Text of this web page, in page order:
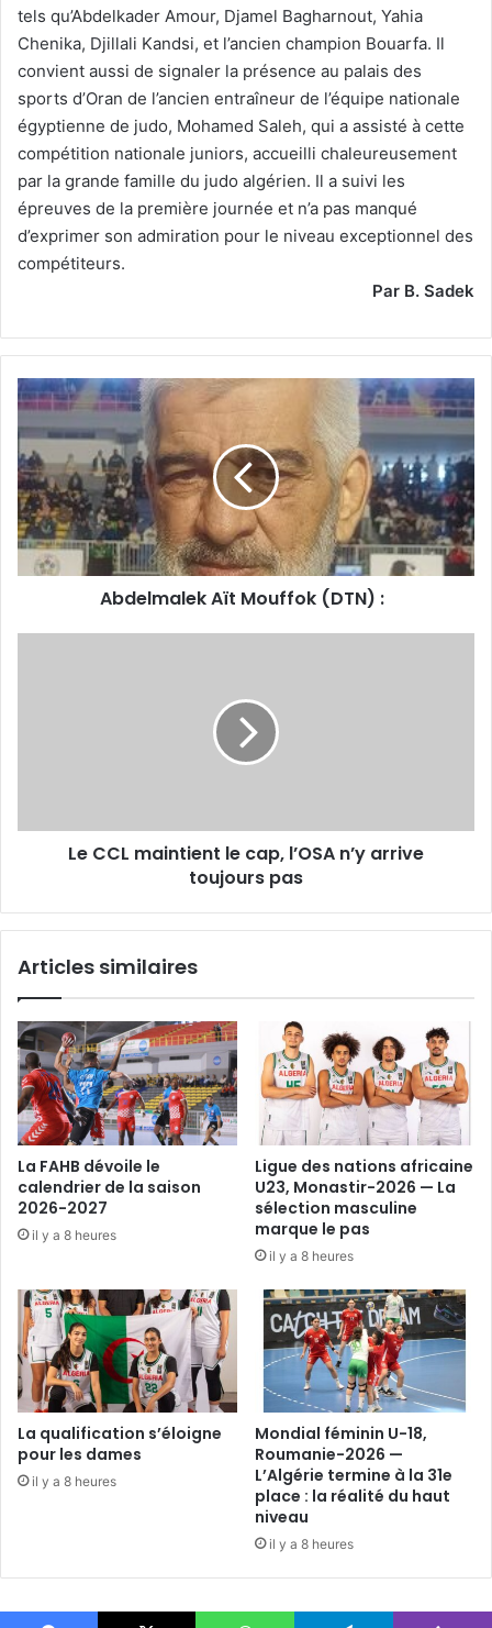
tels qu’Abdelkader Amour, Djamel Bagharnout, Yahia
Chenika, Djillali Kandsi, et l’ancien champion Bouarfa. Il
convient aussi de signaler la présence au palais des
sports d’Oran de l’ancien entraîneur de l’équipe nationale
égyptienne de judo, Mohamed Saleh, qui a assisté à cette
compétition nationale juniors, accueilli chaleureusement
par la grande famille du judo algérien. Il a suivi les
épreuves de la première journée et n’a pas manqué
d’exprimer son admiration pour le niveau exceptionnel des
compétiteurs.
Par B. Sadek
Abdelmalek
Aït
Mouffok
(DTN)
:
Abdelmalek Aït Mouffok (DTN) :
toujours
Le CCL maintient le cap, l’OSA n’y arrive
toujours pas
Articles similaires
La FAHB dévoile le
calendrier de la saison
2026-2027
il y a 8 heures
Ligue des nations africaine
U23, Monastir-2026 — La
sélection masculine
marque le pas
il y a 8 heures
La qualification s’éloigne
pour les dames
il y a 8 heures
Mondial féminin U-18,
Roumanie-2026 —
L’Algérie termine à la 31e
place : la réalité du haut
niveau
il y a 8 heures